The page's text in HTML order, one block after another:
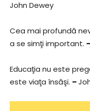
John Dewey
Cea mai profundă
a se simţi important. –
Educaţia nu este
este viaţa însăşi. –